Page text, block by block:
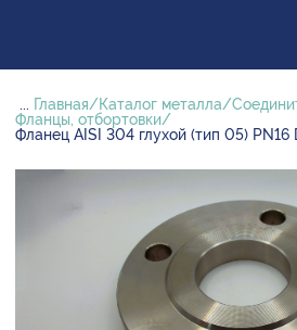
... Главная Каталог металла
Фланцы, отбортовки
Фланец AISI 304 глухой (тип 05) PN16